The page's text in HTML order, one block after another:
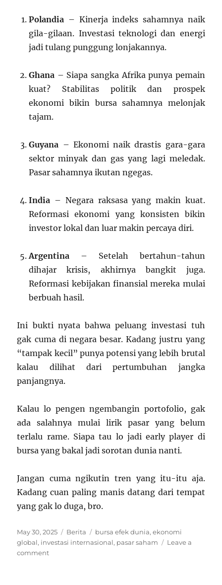
Polandia – Kinerja indeks sahamnya naik
gila-gilaan. Investasi teknologi dan energi
jadi tulang punggung lonjakannya.
Ghana – Siapa sangka Afrika punya pemain
kuat? Stabilitas politik dan prospek
ekonomi bikin bursa sahamnya melonjak
tajam.
Guyana – Ekonomi naik drastis gara-gara
sektor minyak dan gas yang lagi meledak.
Pasar sahamnya ikutan ngegas.
India – Negara raksasa yang makin kuat.
Reformasi ekonomi yang konsisten bikin
investor lokal dan luar makin percaya diri.
Argentina – Setelah bertahun-tahun
dihajar krisis, akhirnya bangkit juga.
Reformasi kebijakan finansial mereka mulai
berbuah hasil.
Ini bukti nyata bahwa peluang investasi tuh
gak cuma di negara besar. Kadang justru yang
“tampak kecil” punya potensi yang lebih brutal
kalau dilihat dari pertumbuhan jangka
panjangnya.
Kalau lo pengen ngembangin portofolio, gak
ada salahnya mulai lirik pasar yang belum
terlalu rame. Siapa tau lo jadi early player di
bursa yang bakal jadi sorotan dunia nanti.
Jangan cuma ngikutin tren yang itu-itu aja.
Kadang cuan paling manis datang dari tempat
yang gak lo duga, bro.
Posted
on
May 30, 2025 Categories
Berita Tags
bursa efek dunia,ekonomi
global, investasi internasional, pasar saham
Leave a
commenton